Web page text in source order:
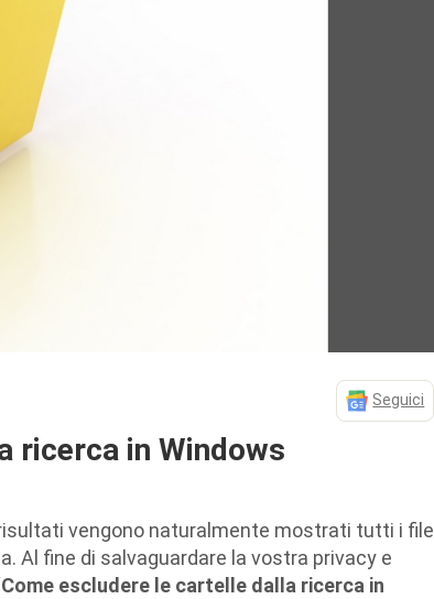
Seguici
ricerca in Windows
vengono naturalmente mostrati tutti i file
Al fine di salvaguardare la vostra privacy e
Come escludere le cartelle dalla ricerca in